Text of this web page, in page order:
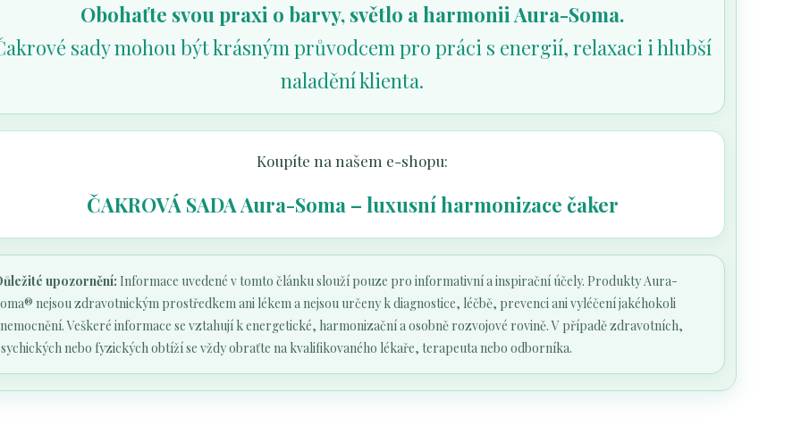
Obohaťte svou praxi o barvy, světlo a harmonii Aura-Soma.
sady mohou být krásným průvodcem pro práci s energií, relaxaci i hlubší
naladění klienta.
Koupíte na našem e-shopu:
ČAKROVÁ SADA Aura-Soma – luxusní harmonizace čaker
upozornění: Informace uvedené v tomto článku slouží pouze pro informativní a inspirační účely. Produkty Aura-
nejsou zdravotnickým prostředkem ani lékem a nejsou určeny k diagnostice, léčbě, prevenci ani vyléčení jakéhokoli
Veškeré informace se vztahují k energetické, harmonizační a osobně rozvojové rovině. V případě zdravotních,
nebo fyzických obtíží se vždy obraťte na kvalifikovaného lékaře, terapeuta nebo odborníka.